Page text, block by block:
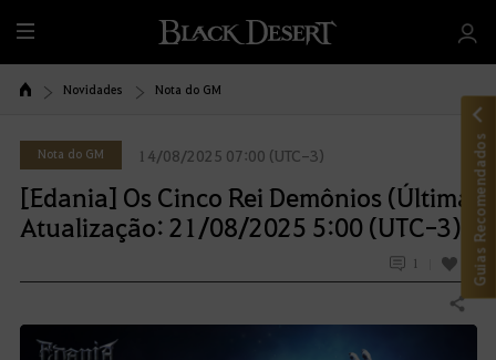
T
u
d
Novidades Nota do GM
Nota do GM 14/08/2025 07:00 (UTC-3)
[Edania] Os Cinco Rei Demônios (Última
Atualização: 21/08/2025 5:00 (UTC-3))
1 12
Compartilhar
Guias Recomendados